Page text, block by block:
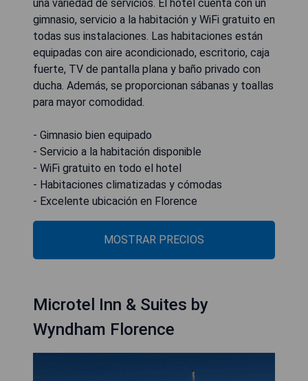
una variedad de servicios. El hotel cuenta con un
gimnasio, servicio a la habitación y WiFi gratuito en
todas sus instalaciones. Las habitaciones están
equipadas con aire acondicionado, escritorio, caja
fuerte, TV de pantalla plana y baño privado con
ducha. Además, se proporcionan sábanas y toallas
para mayor comodidad.
- Gimnasio bien equipado
- Servicio a la habitación disponible
- WiFi gratuito en todo el hotel
- Habitaciones climatizadas y cómodas
- Excelente ubicación en Florence
MOSTRAR PRECIOS
Microtel Inn & Suites by
Wyndham Florence